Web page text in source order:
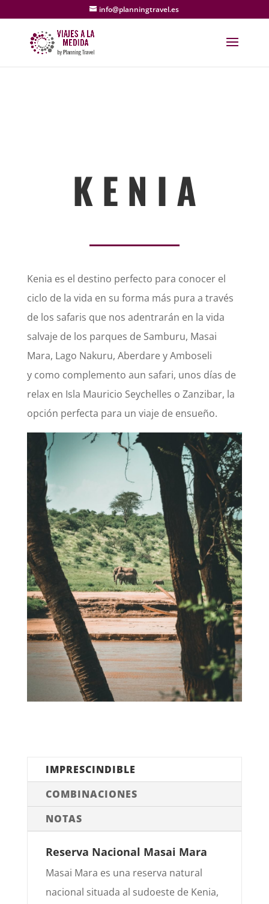
info@planningtravel.es
K E N I A
Kenia es el destino perfecto para conocer el
ciclo de la vida en su forma más pura a través
de los safaris que nos adentrarán en la vida
salvaje de los parques de Samburu, Masai
Mara, Lago Nakuru, Aberdare y Amboseli
y como complemento aun safari, unos días de
relax en Isla Mauricio Seychelles o Zanzibar, la
opción perfecta para un viaje de ensueño.
IMPRESCINDIBLE
COMBINACIONES
NOTAS
Reserva Nacional Masai Mara
Masai Mara es una reserva natural
nacional situada al sudoeste de Kenia,